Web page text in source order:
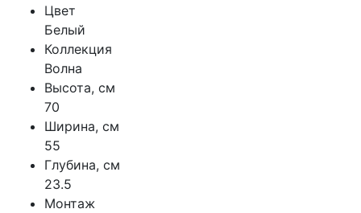
Цвет
Белый
Коллекция
Волна
Высота, см
70
Ширина, см
55
Глубина, см
23.5
Монтаж